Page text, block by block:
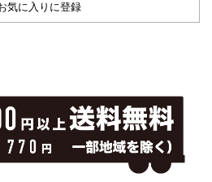
気に入りに登録